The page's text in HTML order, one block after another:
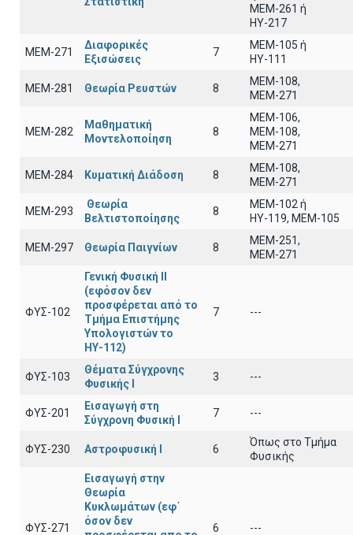
ΜΕΜ-261 ή
ΗΥ-217
ΜΕΜ-271
Διαφορικές
Εξισώσεις
7
ΜΕΜ-105 ή
ΗΥ-111
ΜΕΜ-281 Θεωρία Ρευστών 8
ΜΕΜ-108,
ΜΕΜ-271
ΜΕΜ-282
Μαθηματική
Μοντελοποίηση
8
ΜΕΜ-106,
ΜΕΜ-108,
ΜΕΜ-271
ΜΕΜ-284 Κυματική Διάδοση 8
ΜΕΜ-108,
ΜΕΜ-271
ΜΕΜ-293
Θεωρία
Βελτιστοποίησης
8
ΜΕΜ-102 ή
ΗΥ-119, ΜΕΜ-105
ΜΕΜ-297 Θεωρία Παιγνίων 8
ΜΕΜ-251,
ΜΕΜ-271
ΦΥΣ-102
Γενική Φυσική ΙΙ
(εφόσον δεν
προσφέρεται από το
Τμήμα Επιστήμης
Υπολογιστών το
ΗΥ-112)
7 ---
ΦΥΣ-103
Θέματα Σύγχρονης
Φυσικής Ι
3 ---
ΦΥΣ-201
Εισαγωγή στη
Σύγχρονη Φυσική Ι
7 ---
ΦΥΣ-230 Αστροφυσική Ι 6
Όπως στο Τμήμα
Φυσικής
ΦΥΣ-271
Εισαγωγή στην
Θεωρία
Κυκλωμάτων (εφ΄
όσον δεν
6 ---